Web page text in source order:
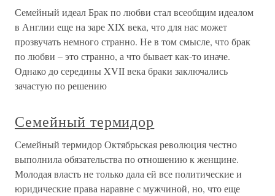
Семейный идеал Брак по любви стал всеобщим идеалом
в Англии еще на заре XIX века, что для нас может
прозвучать немного странно. Не в том смысле, что брак
по любви – это странно, а что бывает как-то иначе.
Однако до середины XVII века браки заключались
зачастую по решению
Семейный термидор
Семейный термидор Октябрьская революция честно
выполнила обязательства по отношению к женщине.
Молодая власть не только дала ей все политические и
юридические права наравне с мужчиной, но, что еще